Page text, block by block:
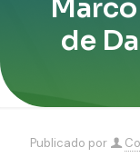
de
Publicado por